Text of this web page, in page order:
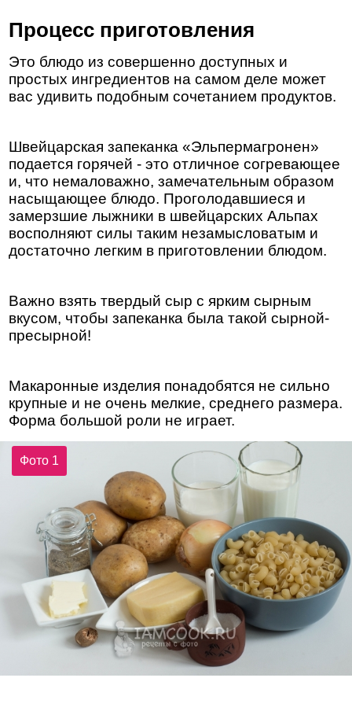
Процесс приготовления
Это блюдо из совершенно доступных и
простых ингредиентов на самом деле может
вас удивить подобным сочетанием продуктов.
Швейцарская запеканка «Эльпермагронен»
подается горячей - это отличное согревающее
и, что немаловажно, замечательным образом
насыщающее блюдо. Проголодавшиеся и
замерзшие лыжники в швейцарских Альпах
восполняют силы таким незамысловатым и
достаточно легким в приготовлении блюдом.
Важно взять твердый сыр с ярким сырным
вкусом, чтобы запеканка была такой сырной-
пресырной!
Макаронные изделия понадобятся не сильно
крупные и не очень мелкие, среднего размера.
Форма большой роли не играет.
Фото 1